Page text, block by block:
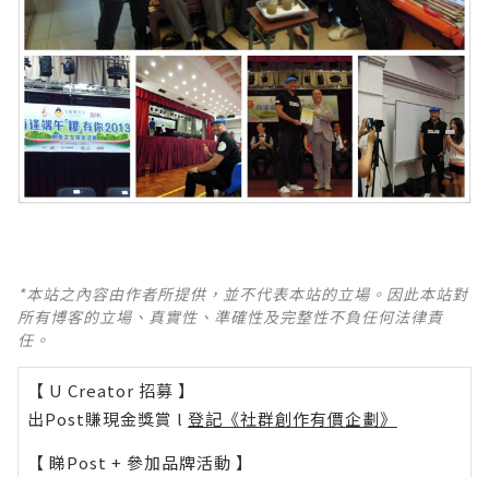
*本站之內容由作者所提供，並不代表本站的立場。因此本站對
所有博客的立場、真實性、準確性及完整性不負任何法律責
任。
【 U Creator 招募 】
出Post賺現金獎賞 l 登記《社群創作有價企劃》
【 睇Post + 參加品牌活動 】